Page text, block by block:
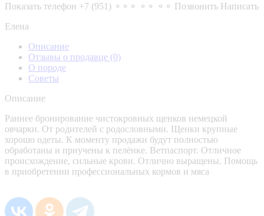
Показать телефон +7 (951) ⚬⚬⚬ ⚬⚬ ⚬⚬ Позвонить Написать
Елена
Описание
Отзывы о продавце (0)
О породе
Советы
Описание
Раннее бронирование чистокровных щенков немецкой
овчарки. От родителей с родословными. Щенки крупные
хорошо одеты. К моменту продажи будут полностью
обработаны и приучены к пелёнке. Ветпаспорт. Отличное
происхождение, сильные крови. Отлично выращены. Помощь
в приобретении профессиональных кормов и мяса